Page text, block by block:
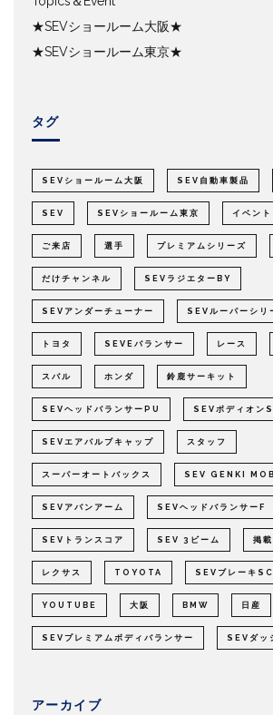
★SEVショールーム大阪★
★SEVショールーム東京★
タグ
SEVショールーム大阪 SEV自動車製品
SEV SEVショールーム東京 イベント
ご来店 選手 プレミアムシリーズ
だけチャンネル SEVラジエターBY
SEVアンダーチューナー SEVルーパーシリ
トヨタ SEVEバランサー レース
スバル ホンダ 鈴鹿サーキット
SEVヘッドバランサーPU SEVボディオンS
SEVエアバルブキャップ スタッフ
スーパーオートバックス SEV GENKI
SEVアバンアーム SEVヘッドバランサーF
SEVトランスコア SEV 3ビーム 掲
レクサス TOYOTA SEVブレーキSC
YOUTUBE 大阪 BMW 日産
SEVプレミアムボディバランサー SEVダッ
アーカイブ